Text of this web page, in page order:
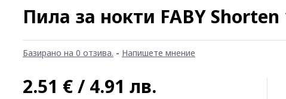
Пила за нокти FABY Shorten
Базирано на 0 отзива. - Напишете мнение
2.51 € / 4.91 лв.